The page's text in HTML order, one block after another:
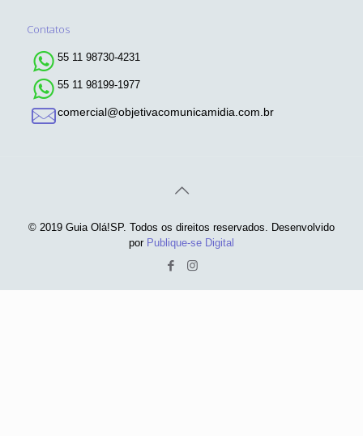
Contatos
55 11 98730-4231
55 11 98199-1977
comercial@objetivacomunicamidia.com.br
© 2019 Guia Olá!SP. Todos os direitos reservados. Desenvolvido
por Publique-se Digital